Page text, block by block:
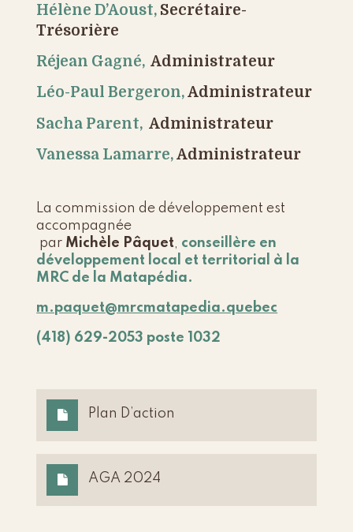
Hélène D’Aoust, Secrétaire-
Trésorière
Réjean Gagné, Administrateur
Léo-Paul Bergeron,Administrateur
Sacha Parent, Administrateur
Vanessa Lamarre,Administrateur
La commission de développement est
accompagnée
par Michèle Pâquet, conseillère en
développement local et territorial à la
MRC de la Matapédia.
m.paquet@mrcmatapedia.quebec
(418) 629-2053 poste 1032
Plan D’action
AGA 2024